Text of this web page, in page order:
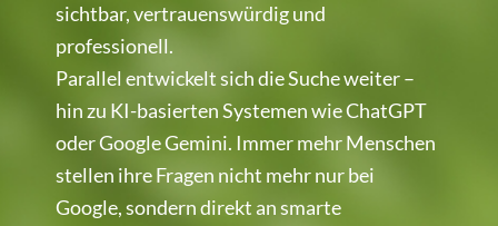
sichtbar, vertrauenswürdig und
professionell.
Parallel entwickelt sich die Suche weiter –
hin zu KI-basierten Systemen wie ChatGPT
oder Google Gemini. Immer mehr Menschen
stellen ihre Fragen nicht mehr nur bei
Google, sondern direkt an smarte